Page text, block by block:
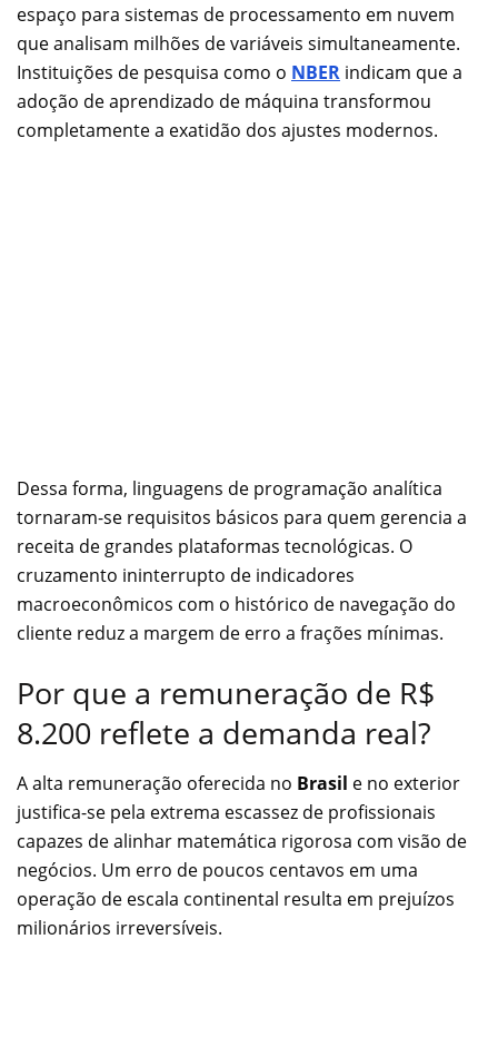
espaço para sistemas de processamento em nuvem
que analisam milhões de variáveis simultaneamente.
Instituições de pesquisa como o NBER indicam que a
adoção de aprendizado de máquina transformou
completamente a exatidão dos ajustes modernos.
Dessa forma, linguagens de programação analítica
tornaram-se requisitos básicos para quem gerencia a
receita de grandes plataformas tecnológicas. O
cruzamento ininterrupto de indicadores
macroeconômicos com o histórico de navegação do
cliente reduz a margem de erro a frações mínimas.
Por que a remuneração de R$
8.200 reflete a demanda real?
A alta remuneração oferecida no Brasil e no exterior
justifica-se pela extrema escassez de profissionais
capazes de alinhar matemática rigorosa com visão de
negócios. Um erro de poucos centavos em uma
operação de escala continental resulta em prejuízos
milionários irreversíveis.